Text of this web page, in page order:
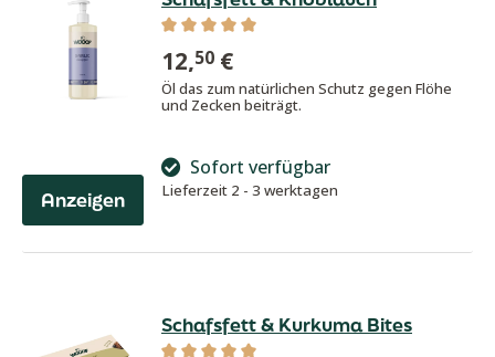
Anzeigen
Durchschnittliche Bewertung von 5
12,50 €
Öl das zum natürlichen Schutz gegen Flöhe
und Zecken beiträgt.
Sofort verfügbar
Lieferzeit 2 - 3 werktagen
Schafsfett & Kurkuma Bites